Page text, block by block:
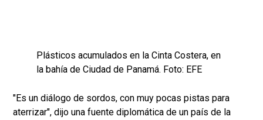
Plásticos acumulados en la Cinta Costera, en
la bahía de Ciudad de Panamá. Foto: EFE
"Es un diálogo de sordos, con muy pocas pistas para
aterrizar", dijo una fuente diplomática de un país de la